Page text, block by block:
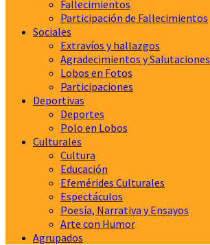
Fallecimientos
Participación de Fallecimientos
Sociales
Extravíos y hallazgos
Agradecimientos y Salutaciones
Lobos en Fotos
Participaciones
Deportivas
Deportes
Polo en Lobos
Culturales
Cultura
Educación
Efemérides Culturales
Espectáculos
Poesía, Narrativa y Ensayos
Arte con Humor
Agrupados